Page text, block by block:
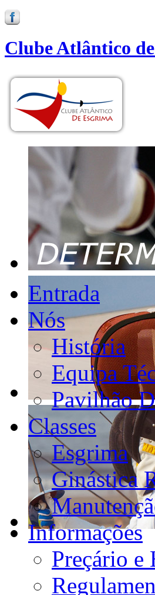
Clube Atlântico
Entrada
Nós
História
Equipa
Pavilhão
Classes
Esgrima
Ginástica
Informações
Preçário e